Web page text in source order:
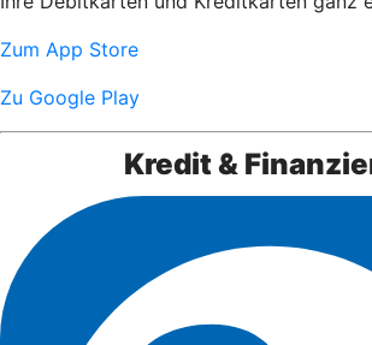
Zum App Store
Zu Google Play
Kredit &